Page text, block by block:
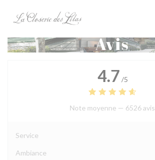
Avis
4.7 /5
Note moyenne — 6526 avis
Service
Ambiance